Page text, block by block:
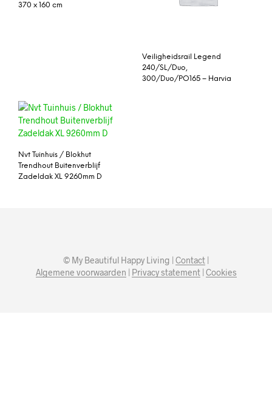
370 x 160 cm
Veiligheidsrail Legend
240/SL/Duo,
300/Duo/PO165 – Harvia
Nvt Tuinhuis / Blokhut
Trendhout Buitenverblijf
Zadeldak XL 9260mm D
© My Beautiful Happy Living | Contact |
Algemene voorwaarden | Privacy statement| Cookies